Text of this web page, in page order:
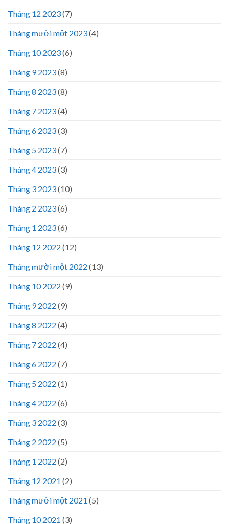
Tháng 12 2023(7)
Tháng mười một 2023(4)
Tháng 10 2023(6)
Tháng 9 2023(8)
Tháng 8 2023(8)
Tháng 7 2023(4)
Tháng 6 2023(3)
Tháng 5 2023(7)
Tháng 4 2023(3)
Tháng 3 2023(10)
Tháng 2 2023(6)
Tháng 1 2023(6)
Tháng 12 2022 (12)
Tháng mười một 2022 (13)
Tháng 10 2022 (9)
Tháng 9 2022 (9)
Tháng 8 2022 (4)
Tháng 7 2022 (4)
Tháng 6 2022 (7)
Tháng 5 2022 (1)
Tháng 4 2022 (6)
Tháng 3 2022 (3)
Tháng 2 2022 (5)
Tháng 1 2022 (2)
Tháng 12 2021 (2)
Tháng mười một 2021 (5)
Tháng 10 2021 (3)